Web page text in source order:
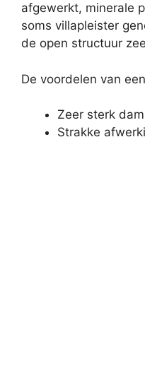
afgewerkt, minerale
soms villapleister
de open structuur
De voordelen van
Zeer sterk
Strakke